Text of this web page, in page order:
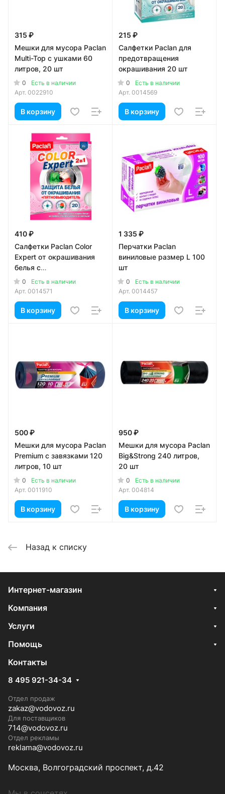
315 ₽
Мешки для мусора Paclan
Multi-Top с ушками 60
литров, 20 шт
0
Есть в наличии
Арт. 0022910
В корзину
215 ₽
Салфетки Paclan для
предотвращения
окрашивания 20 шт
0
Есть в наличии
Арт. 0014569
В корзину
410 ₽
Салфетки Paclan Color
Expert от окрашивания
белья с
пятновыводителем
0
Есть в наличии
Арт. 0014571
В корзину
1 335 ₽
Перчатки Paclan
виниловые размер L 100
шт
0
Есть в наличии
Арт. 0014457
В корзину
500 ₽
Мешки для мусора Paclan
Premium с завязками 120
литров, 10 шт
0
Есть в наличии
Арт. 0011910
В корзину
950 ₽
Мешки для мусора Paclan
Big&Strong 240 литров,
20 шт
0
Есть в наличии
Арт. 004814
В корзину
Назад к списку
Интернет-магазин
Компания
Услуги
Помощь
Контакты
8 495 921-34-34
Отдел продаж
zakaz@vodovoz.ru
Для поставщиков
714@vodovoz.ru
Отдел рекламы
reklama@vodovoz.ru
Москва, Волгоградский проспект, д.42